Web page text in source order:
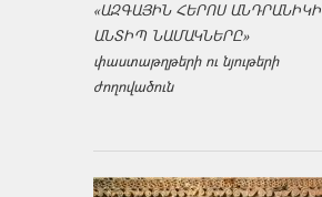
«ԱԶԳԱՅԻՆ ՀԵՐՈՍ ԱՆԴՐԱՆԻԿԻ
ԱՆՏԻՊ ՆԱՄԱԿՆԵՐԸ»
փաստաթղթերի ու նյութերի
ժողովածուն